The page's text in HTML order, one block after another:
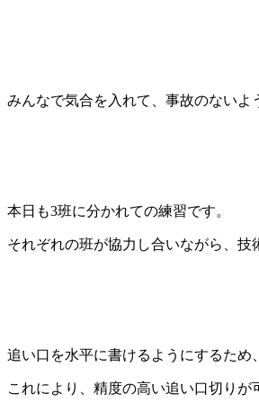
みんなで気合を入れて、事故のないよ
本日も3班に分かれての練習です。
それぞれの班が協力し合いながら、技
追い口を水平に書けるようにするため
これにより、精度の高い追い口切りが